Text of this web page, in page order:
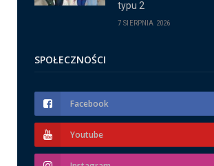
typu 2
7 SIERPNIA 2026
SPOŁECZNOŚCI
Facebook
Youtube